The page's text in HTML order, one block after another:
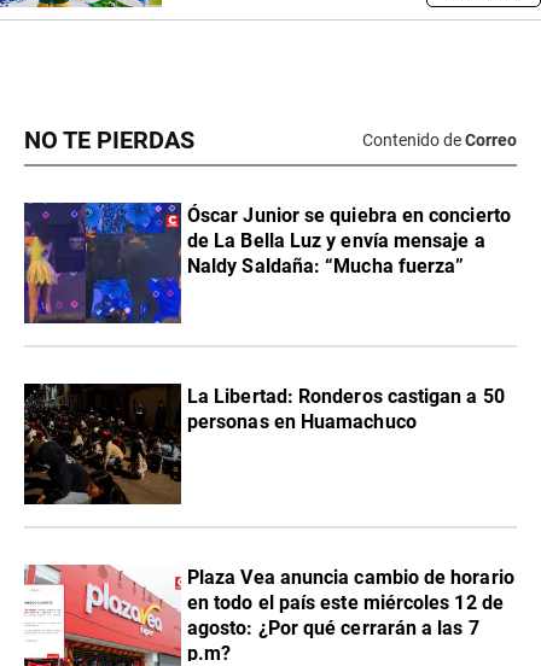
NO TE PIERDAS Contenido deCorreo
Óscar Junior se quiebra en concierto
de La Bella Luz y envía mensaje a
Naldy Saldaña: “Mucha fuerza”
La Libertad: Ronderos castigan a 50
personas en Huamachuco
Plaza Vea anuncia cambio de horario
en todo el país este miércoles 12 de
agosto: ¿Por qué cerrarán a las 7
p.m?